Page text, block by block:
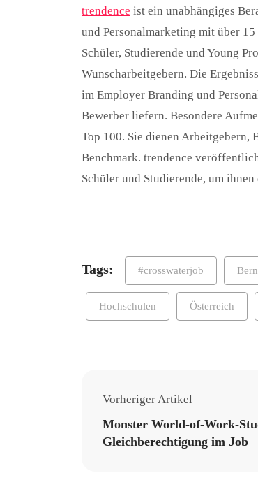
trendence ist ein unabhängiges
und Personalmarketing mit über
Schüler, Studierende und Young
Wunscharbeitgebern. Die
im Employer Branding und
Bewerber liefern. Besondere
Top 100. Sie dienen Arbeitgebern,
Benchmark. trendence
Schüler und Studierende, um
Tags: #crosswaterjob
Hochschulen Österreich
Vorheriger Artikel
Monster World-of-Work-
Gleichberechtigung im Job